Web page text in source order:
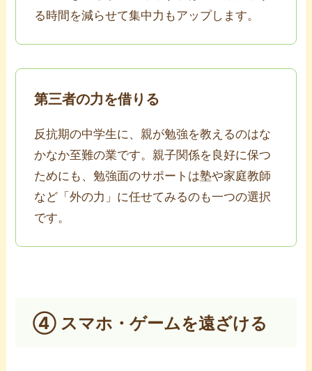
る時間を減らせて集中力もアップします。
第三者の力を借りる
反抗期の中学生に、親が勉強を教えるのはな
かなか至難の業です。親子関係を良好に保つ
ためにも、勉強面のサポートは塾や家庭教師
など「外の力」に任せてみるのも一つの選択
です。
④ スマホ・ゲームを遠ざける